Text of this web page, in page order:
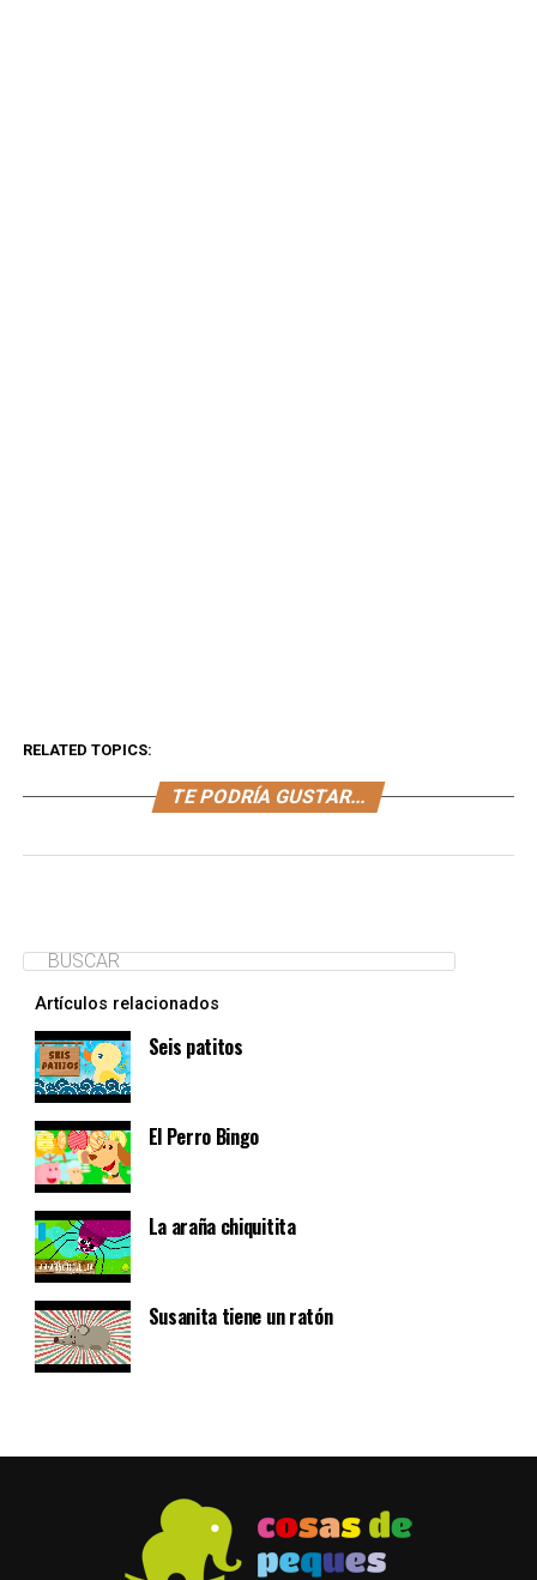
RELATED TOPICS:
TE PODRÍA GUSTAR...
Artículos relacionados
Seis patitos
El Perro Bingo
La araña chiquitita
Susanita tiene un ratón